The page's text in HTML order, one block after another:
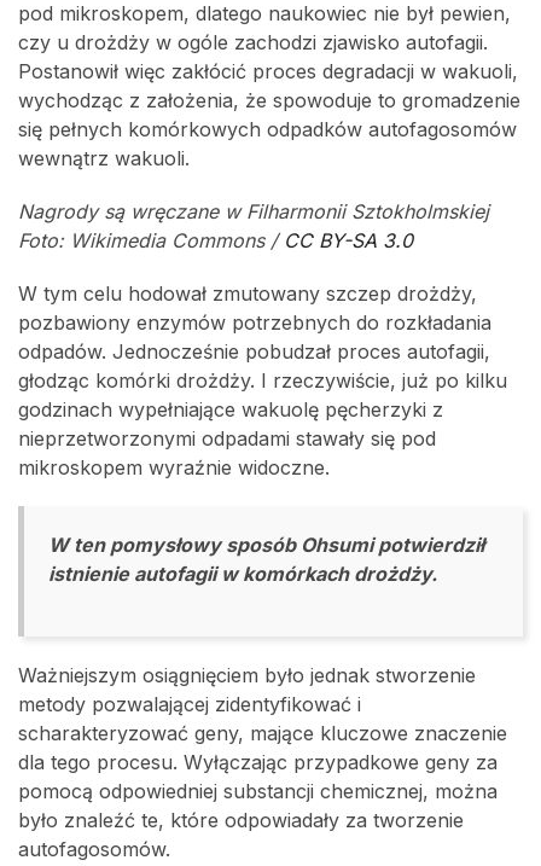
pod mikroskopem, dlatego naukowiec nie był pewien,
czy u drożdży w ogóle zachodzi zjawisko autofagii.
Postanowił więc zakłócić proces degradacji w wakuoli,
wychodząc z założenia, że spowoduje to gromadzenie
się pełnych komórkowych odpadków autofagosomów
wewnątrz wakuoli.
Nagrody są wręczane w Filharmonii Sztokholmskiej
Foto: Wikimedia Commons / CC BY-SA 3.0
W tym celu hodował zmutowany szczep drożdży,
pozbawiony enzymów potrzebnych do rozkładania
odpadów. Jednocześnie pobudzał proces autofagii,
głodząc komórki drożdży. I rzeczywiście, już po kilku
godzinach wypełniające wakuolę pęcherzyki z
nieprzetworzonymi odpadami stawały się pod
mikroskopem wyraźnie widoczne.
W ten pomysłowy sposób Ohsumi potwierdził
istnienie autofagii w komórkach drożdży.
Ważniejszym osiągnięciem było jednak stworzenie
metody pozwalającej zidentyfikować i
scharakteryzować geny, mające kluczowe znaczenie
dla tego procesu. Wyłączając przypadkowe geny za
pomocą odpowiedniej substancji chemicznej, można
było znaleźć te, które odpowiadały za tworzenie
autofagosomów.